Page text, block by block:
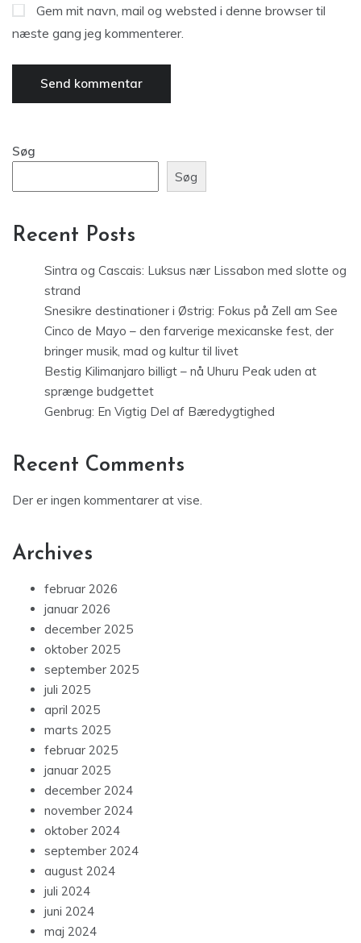
Gem mit navn, mail og websted i denne browser til
næste gang jeg kommenterer.
Søg
Søg
Recent Posts
Sintra og Cascais: Luksus nær Lissabon med slotte og
strand
Snesikre destinationer i Østrig: Fokus på Zell am See
Cinco de Mayo – den farverige mexicanske fest, der
bringer musik, mad og kultur til livet
Bestig Kilimanjaro billigt – nå Uhuru Peak uden at
sprænge budgettet
Genbrug: En Vigtig Del af Bæredygtighed
Recent Comments
Der er ingen kommentarer at vise.
Archives
februar 2026
januar 2026
december 2025
oktober 2025
september 2025
juli 2025
april 2025
marts 2025
februar 2025
januar 2025
december 2024
november 2024
oktober 2024
september 2024
august 2024
juli 2024
juni 2024
maj 2024